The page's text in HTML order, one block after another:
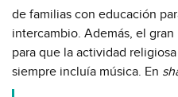
de familias con educación
intercambio. Además, el
para que la actividad
siempre incluía música. En